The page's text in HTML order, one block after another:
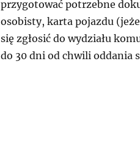
przygotować potrzebne
osobisty, karta pojazdu
się zgłosić do wydziału
do 30 dni od chwili oddania